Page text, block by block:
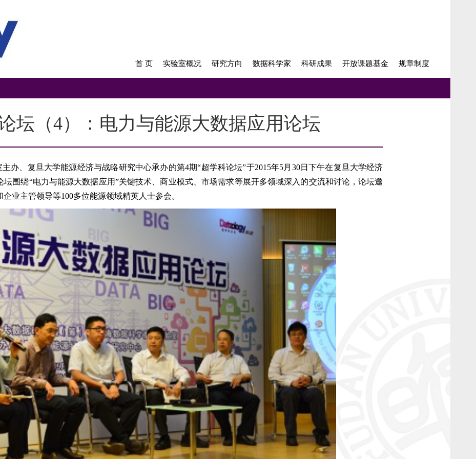
首 页 实验室概况 研究方向 数据科学家 科研成果 开放课题基金 规章制度
坛（4）：电力与能源大数据应用论坛
办、复旦大学能源经济与战略研究中心承办的第4期“超学科论坛”于2015年5月 30日下午在复旦大学经济
围绕“电力与能源大数据应用”关键技术、商业模式、市场需求等展开多领域深入的交流和讨论，论坛邀
企业主管领导等100多位能源领域精英人士参会。